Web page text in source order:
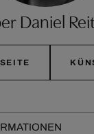
Daniel